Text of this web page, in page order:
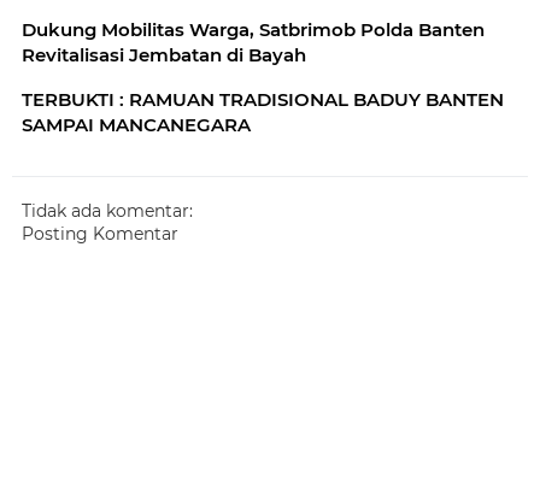
Dukung Mobilitas Warga, Satbrimob Polda Banten
Revitalisasi Jembatan di Bayah
TERBUKTI : RAMUAN TRADISIONAL BADUY BANTEN
SAMPAI MANCANEGARA
Tidak ada komentar:
Posting Komentar